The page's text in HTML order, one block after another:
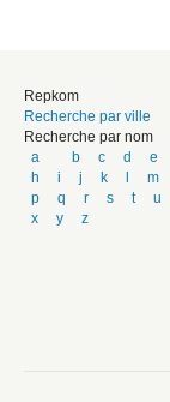
Repkom
Recherche par ville
Recherche par nom
a
b c d e
h
i j k m
p
q r s t u
x
y z